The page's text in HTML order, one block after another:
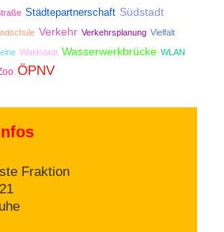
Städtepartnerschaft Südstadt
Verkehr Verkehrsplanung Vielfalt
Waldstadt Wasserwerkbrücke WLAN
ÖPNV
Fraktion